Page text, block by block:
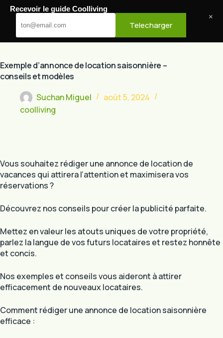
Passer
contenu
Cool Living
Exemple d’annonce de location saisonnière –
conseils et modèles
Suchan Miguel
août 5, 2024
coolliving
Vous souhaitez rédiger une annonce de location de
vacances qui attirera l’attention et maximisera vos
réservations ?
Découvrez nos conseils pour créer la publicité parfaite.
Mettez en valeur les atouts uniques de votre propriété,
parlez la langue de vos futurs locataires et restez honnête
et concis.
Nos exemples et conseils vous aideront à attirer
efficacement de nouveaux locataires.
Comment rédiger une annonce de location saisonnière
efficace :
Recevoir le guide Coolliving
Telecharger
×